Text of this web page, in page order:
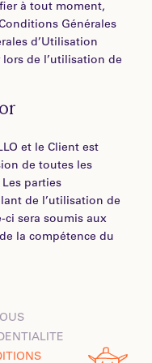
à tout moment,
Générales
d’Utilisation
de l’utilisation de
et le Client est
de toutes les
parties
de l’utilisation de
ci sera soumis aux
la compétence du